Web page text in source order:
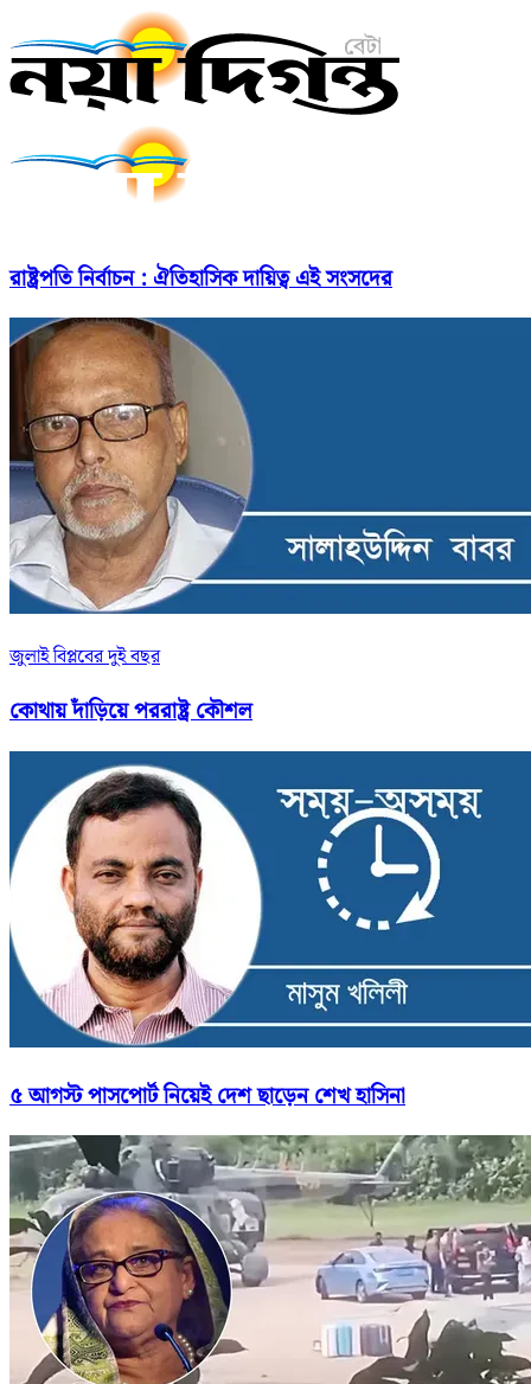
রাষ্ট্রপতি নির্বাচন : ঐতিহাসিক দায়িত্ব এই সংসদের
জুলাই বিপ্লবের দুই বছর
কোথায় দাঁড়িয়ে পররাষ্ট্র কৌশল
৫ আগস্ট পাসপোর্ট নিয়েই দেশ ছাড়েন শেখ হাসিনা